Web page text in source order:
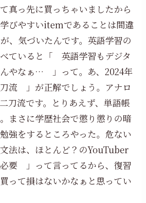
真っ先に買っちゃいましたから
びやすいitemであることは間違
、気づいたんです。英語学習の
ていると「 英語学習もデジタ
やなぁ… 」って。あ、2024年
流 」が正解でしょう。アナロ
刀流です。とりあえず、単語帳
まさに学歴社会で懲り懲りの暗
強をするところやった。危ない
法は、ほとんど？のYouTuber
要 」って言ってるから、復習
って損はないかなぁと思ってい